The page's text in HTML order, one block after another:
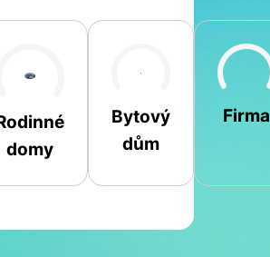
domy
Bytový
dům
Firma
Jiná
Jméno a příjmení
Telefon